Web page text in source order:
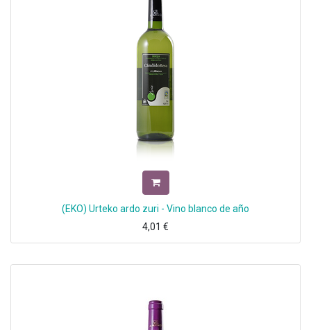
(EKO) Urteko ardo zuri - Vino blanco de año
4,01 €